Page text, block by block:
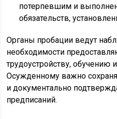
потерпевшим и
обязательств,
Органы пробации ведут
необходимости
трудоустройству, обучению
Осужденному важно
и документально
предписаний.